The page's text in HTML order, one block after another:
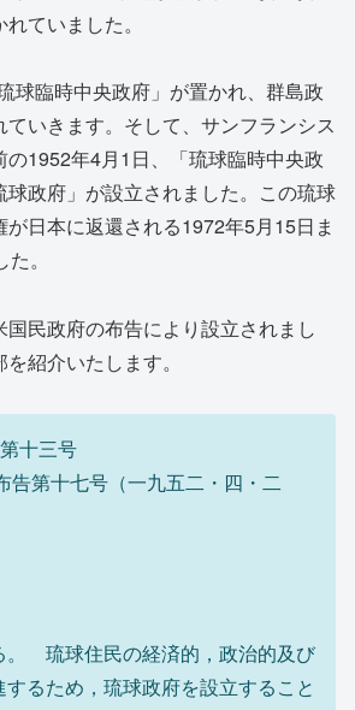
ていました。
球臨時中央政府」が置かれ、群島政
いきます。そして、サンフランシス
の1952年4月1日、「琉球臨時中央政
球政府」が設立されました。この琉球
日本に返還される1972年5月15日ま
。
民政府の布告により設立されまし
紹介いたします。
十三号
告第十七号（一九五二・四・二
。 琉球住民の経済的，政治的及び
るため，琉球政府を設立すること